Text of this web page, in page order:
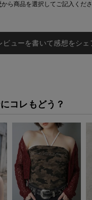
から商品を選択してご記入くだ
ビューを書いて感想をシェ
コレもどう？